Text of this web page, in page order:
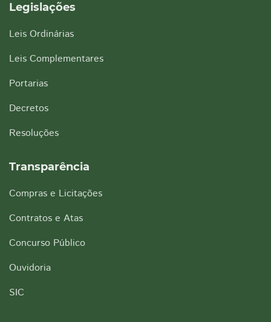
Legislações
Leis Ordinárias
Leis Complementares
Portarias
Decretos
Resoluções
Transparência
Compras e Licitações
Contratos e Atas
Concurso Público
Ouvidoria
SIC